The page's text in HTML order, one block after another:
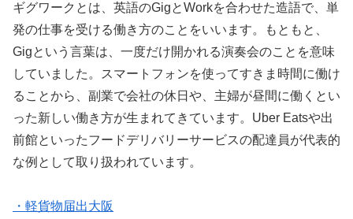
ギグワークとは、英語のGigとWorkを合わせた造語で、単
発の仕事を受ける働き方のことをいいます。もともと、
Gigという言葉は、一度だけ開かれる演奏会のことを意味
していました。スマートフォンを使ってすきま時間に働け
ることから、副業で会社の休日や、主婦が昼間に働くとい
った新しい働き方が生まれてきています。Uber Eatsや出
前館といったフードデリバリーサービスの配達員が代表的
な例として取り扱われています。
・軽貨物届出大阪